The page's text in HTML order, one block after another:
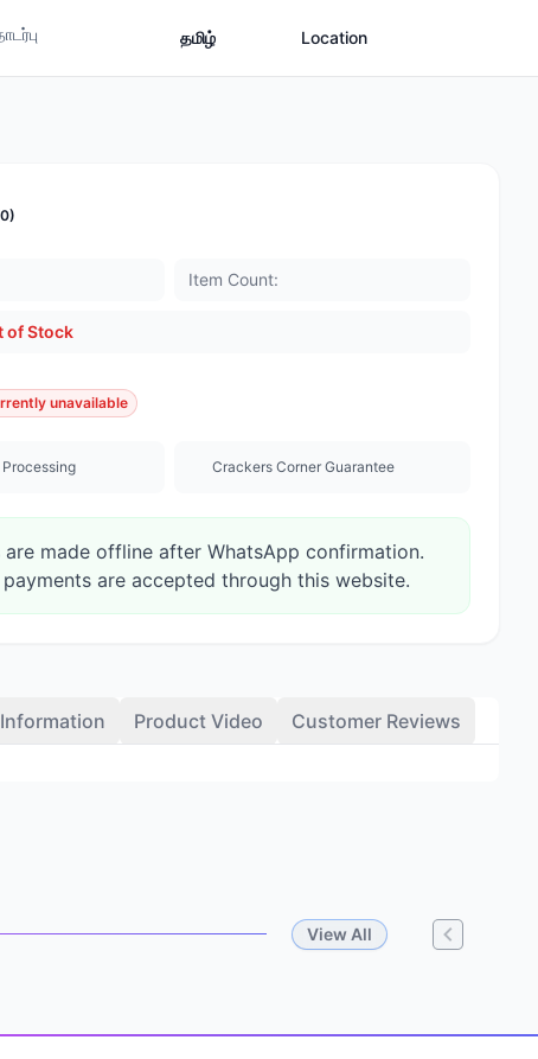
தமிழ் Location
Item Count:
of Stock
unavailable
Crackers Corner Guarantee
are made offline after WhatsApp confirmation.
are accepted through this website.
Product Video Customer Reviews
View All